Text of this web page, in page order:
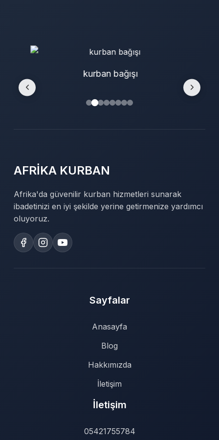
kurban bağışı
AFRİKA KURBAN
Afrika'da güvenilir kurban hizmetleri sunarak
ibadetinizi en iyi şekilde yerine getirmenize yardımcı
oluyoruz.
Sayfalar
Anasayfa
Blog
Hakkımızda
İletişim
İletişim
05421755784